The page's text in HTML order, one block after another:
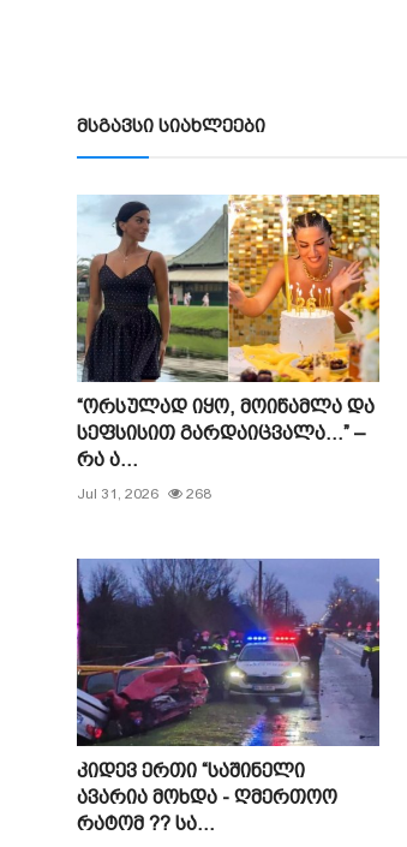
მსგავსი სიახლეები
“ორსულად იყო, მოიწამლა და
სეფსისით გარდაიცვალა…” –
რა ა...
Jul 31, 2026 268
კიდევ ერთი “საშინელი
ავარია მოხდა - ღმერთოო
რატომ ?? სა...